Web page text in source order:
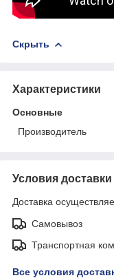
Скрыть
Характеристики
Основные
Производитель
Условия доставки
Доставка
Самовывоз
Транспортная
Все условия